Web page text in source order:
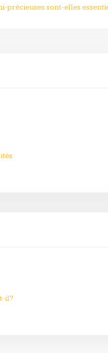
précieuses sont-elles
il?